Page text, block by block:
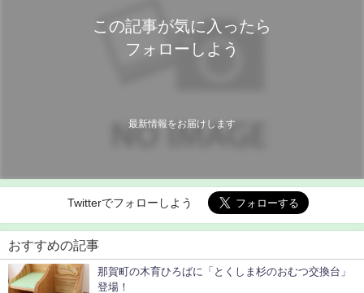
この記事が気に入ったら
フォローしよう
最新情報をお届けします
Twitterでフォローしよう
おすすめの記事
那賀町の木育ひろばに「とくしま杉のおむつ交換台」
登場！